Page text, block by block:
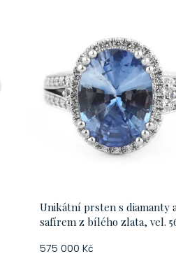
Unikátní prsten s diamanty
safírem z bílého zlata, vel.
575 000 Kč